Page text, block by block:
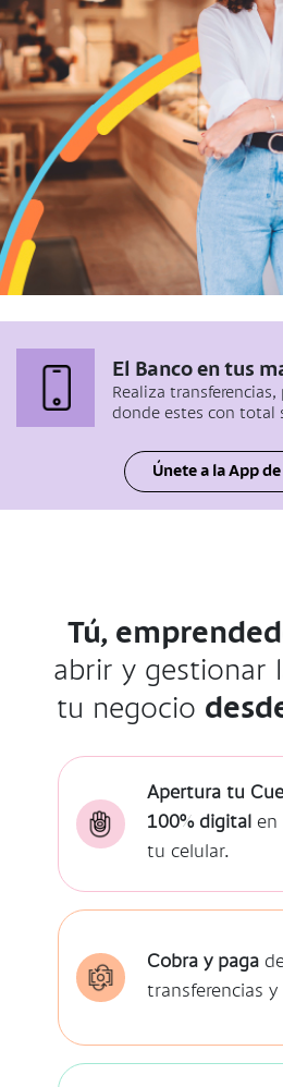
El Banco en tus
Realiza
donde estes con total
Únete a la App
Tú,
abrir y gestionar
tu negocio
Apertura tu
100% digital en
tu celular.
Cobra y paga
transferencias y